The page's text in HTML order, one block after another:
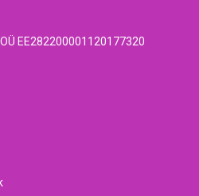
OÜ EE282200001120177320